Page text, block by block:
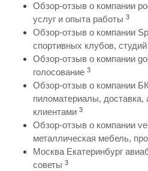
Обзор-отзыв о компании
услуг и опыта работы 3
Обзор-отзыв о компании
спортивных клубов,
Обзор-отзыв о компании
голосование 3
Обзор-отзыв о компании
пиломатериалы, доставка,
клиентами 3
Обзор-отзыв о компании
металлическая мебель,
Москва Екатеринбург
советы 3